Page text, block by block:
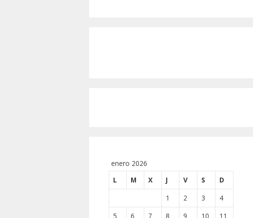
enero 2026
L
M X J V S
D
1
2 3
4
5
6 7 8 9 10 11